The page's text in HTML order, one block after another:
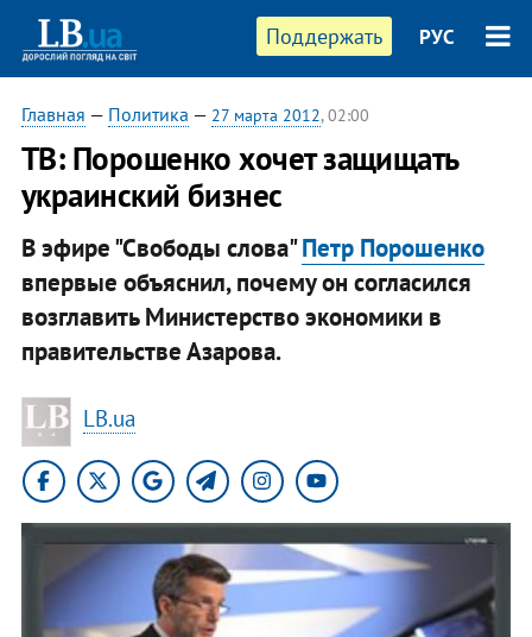
Поддержать РУС
Главная — Политика — 27 марта 2012, 02:00
ТВ: Порошенко хочет защищать
украинский бизнес
В эфире "Свободы слова"Петр Порошенко
впервые объяснил, почему он согласился
возглавить Министерство экономики в
правительстве Азарова.
LB.ua